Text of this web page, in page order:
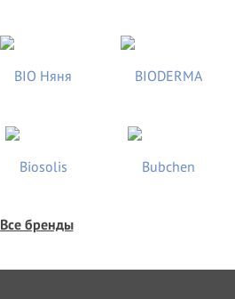
Все бренды